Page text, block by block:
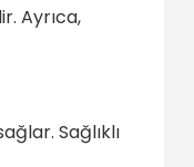
Ayrıca,
Sağlıklı